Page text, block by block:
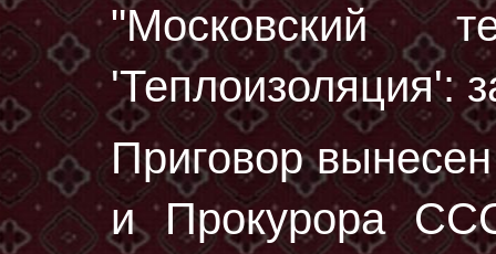
"Московский
'Теплоизоляция':
Приговор
и Прокурора